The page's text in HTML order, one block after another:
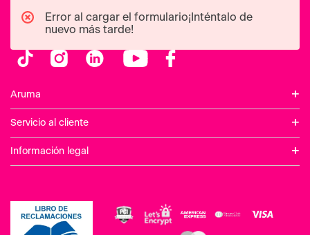
Error al cargar el formulario¡Inténtalo de
nuevo más tarde!
Aruma +
Servicio al cliente +
Información legal +